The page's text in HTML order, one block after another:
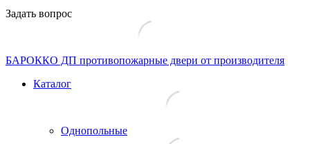
Задать вопрос
БАРОККО ДП противопожарные двери от производителя
Каталог
Однопольные